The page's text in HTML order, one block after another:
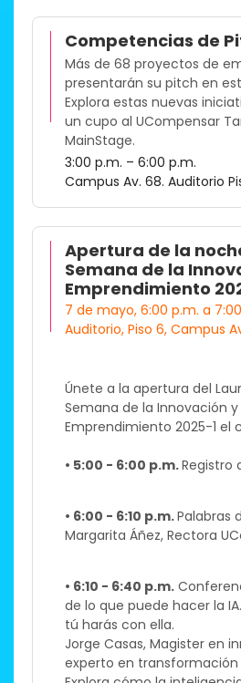
Competencias de
Más de 68 proyectos de
presentarán su pitch en
Explora estas nuevas
un cupo al UCompensar
MainStage.​
3:00 p.m. – 6:00 p.m.
Campus Av. 68. Auditorio
Apertura de la
Semana de la
Emprendimiento
7 de mayo, 6:00 p.m. a
Auditorio, Piso 6, Campus
Únete a la apertura del
Semana de la Innovación y
Emprendimiento 2025-1 el
• 5:00 - 6:00 p.m.Registro
• 6:00 - 6:10 p.m.Palabras
Margarita Áñez, Rectora
• 6:10 - 6:40 p.m.
de lo que puede hacer la
tú harás con ella.​
Jorge Casas, Magister en
experto en transformación